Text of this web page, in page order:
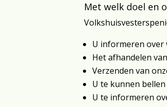
Met welk doel en
U informeren over
Het afhandelen
Verzenden van
U te kunnen
U te informeren